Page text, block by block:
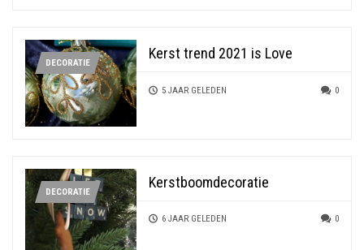
DECORATIE
Kerst trend 2021 is Love
5 JAAR GELEDEN 0
DECORATIE
Kerstboomdecoratie
6 JAAR GELEDEN 0